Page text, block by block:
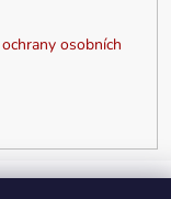
osobních